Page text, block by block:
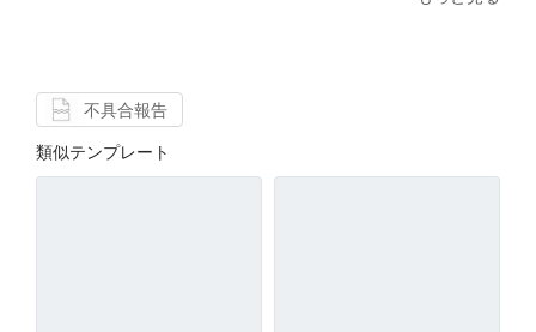
不具合報告
類似テンプレート